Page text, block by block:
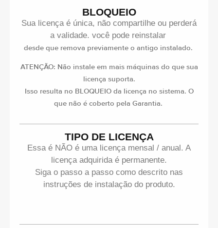
BLOQUEIO
Sua licença é única, não compartilhe ou perderá
a validade. você pode reinstalar
desde que remova previamente o antigo instalado.
ATENÇÃO: Não instale em mais máquinas do que sua
licença suporta.
Isso resulta no BLOQUEIO da licença no sistema. O
que não é coberto pela Garantia.
TIPO DE LICENÇA
Essa é NÃO é uma licença mensal / anual. A
licença adquirida é permanente.
Siga o passo a passo como descrito nas
instruções de instalação do produto.